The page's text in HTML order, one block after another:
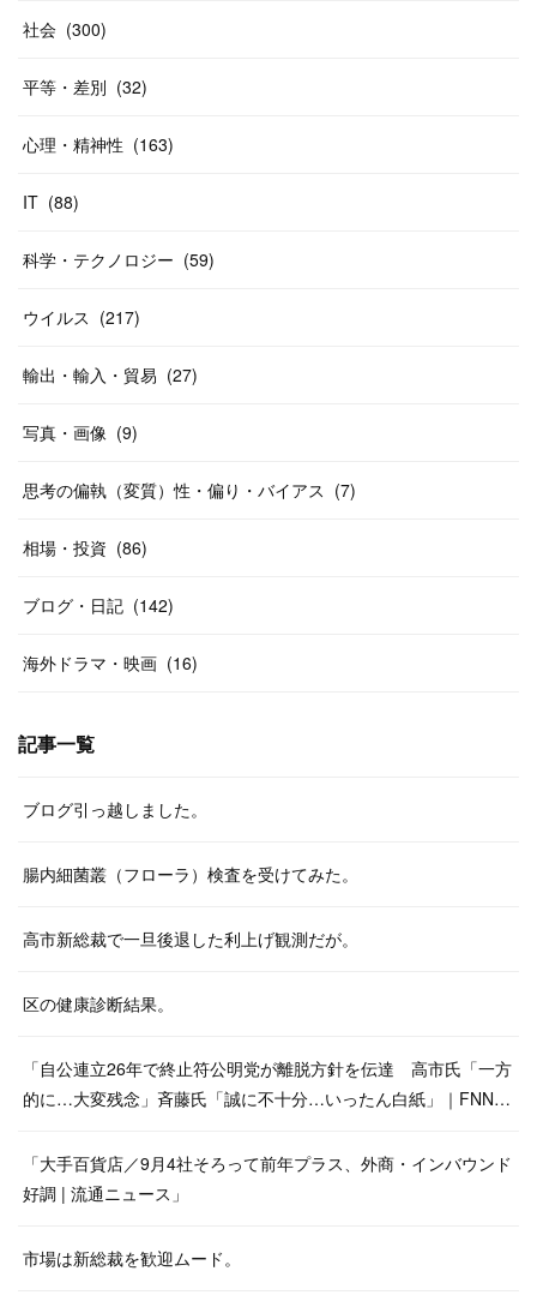
社会 (300)
平等・差別 (32)
心理・精神性 (163)
IT (88)
科学・テクノロジー (59)
ウイルス (217)
輸出・輸入・貿易 (27)
写真・画像 (9)
思考の偏執（変質）性・偏り・バイアス (7)
相場・投資 (86)
ブログ・日記 (142)
海外ドラマ・映画 (16)
記事一覧
ブログ引っ越しました。
腸内細菌叢（フローラ）検査を受けてみた。
高市新総裁で一旦後退した利上げ観測だが。
区の健康診断結果。
「自公連立26年で終止符公明党が離脱方針を伝達 高市氏「一方
的に…大変残念」斉藤氏「誠に不十分…いったん白紙」｜FNN…
「大手百貨店／9月4社そろって前年プラス、外商・インバウンド
好調 | 流通ニュース」
市場は新総裁を歓迎ムード。